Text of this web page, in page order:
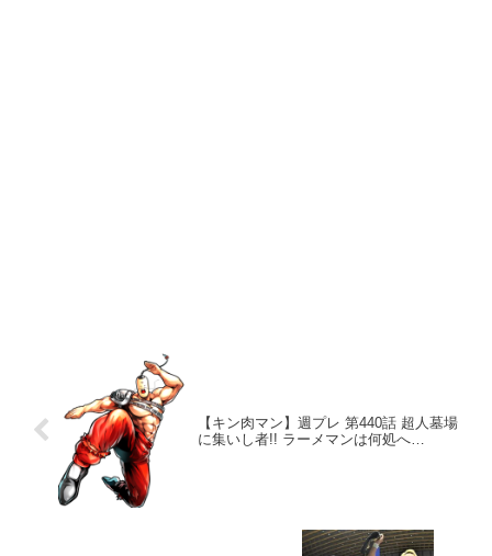
【キン肉マン】週プレ 第440話 超人墓場
に集いし者!! ラーメマンは何処へ…